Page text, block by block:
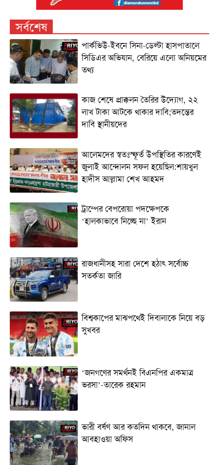
সর্বশেষ
পার্কভিউ-ইবনে সিনা-ডেল্টা হাসপাতালে
সিডিএর অভিযান, বেরিয়ে এলো অনিয়মের
তথ্য
কাজ শেষে প্রাক্কলন তৈরির উদ্যোগ, ২২
লাখ টাকা আটকে থাকার দাবি;তদন্তের
দাবি স্থানীয়দের
আলেমদের স্বতঃস্ফূর্ত উপস্থিতির কারণেই
জুলাই আন্দোলন সফল হয়েছিল:শায়খুল
হাদীস আল্লামা শেখ আহমদ
ট্রাম্পের বেপরোয়া পদক্ষেপকে
‘হালকাভাবে নিচ্ছে না’ ইরান
রাজধানীসহ সারা দেশে হঠাৎ সর্বোচ্চ
সতর্কতা জা‌রি
বিশ্বকাপের মাঝপথেই দিবালাকে নিয়ে বড়
সুখবর
‘জনগণের সমর্থনই বিএনপির একমাত্র
ভরসা’-তারেক রহমান
ভারী বর্ষণ আর কতদিন থাকবে, জানাল
আবহাওয়া অফিস